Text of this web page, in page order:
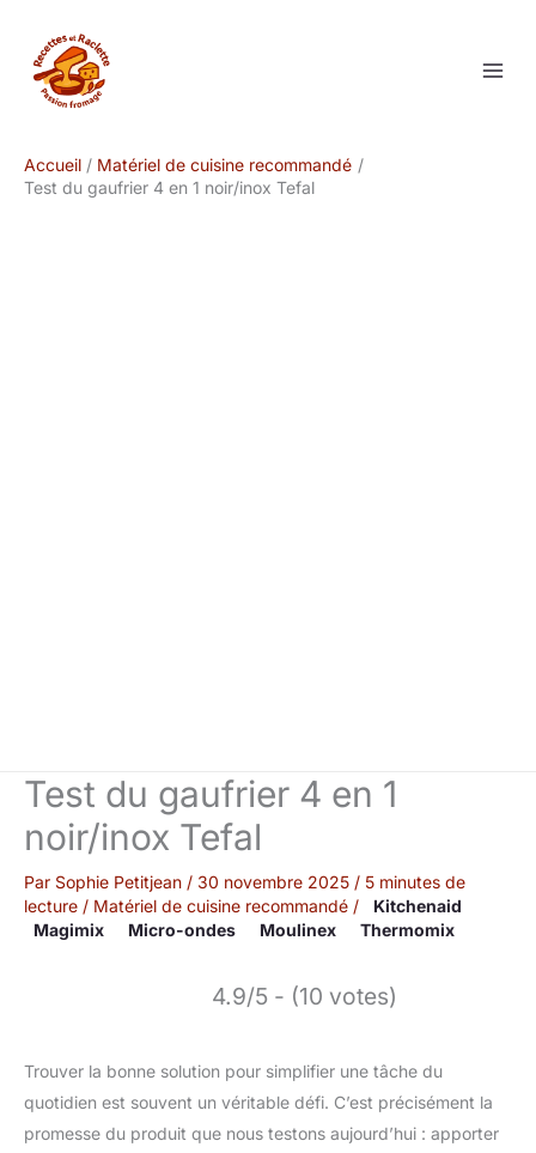
contenu
Accueil
Matériel de cuisine recommandé
Test du gaufrier 4 en 1 noir/inox Tefal
Test du gaufrier 4 en 1
noir/inox Tefal
Par Sophie Petitjean / 30 novembre 2025 / 5 minutes de
lecture / Matériel de cuisine recommandé /
Kitchenaid
Magimix
Micro-ondes Moulinex Thermomix
4.9/5 - (10 votes)
Trouver la bonne solution pour simplifier une tâche du
quotidien est souvent un véritable défi. C’est précisément la
promesse du produit que nous testons aujourd’hui : apporter